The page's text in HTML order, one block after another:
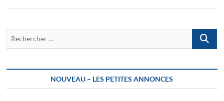
…
NOUVEAU – LES PETITES ANNONCES